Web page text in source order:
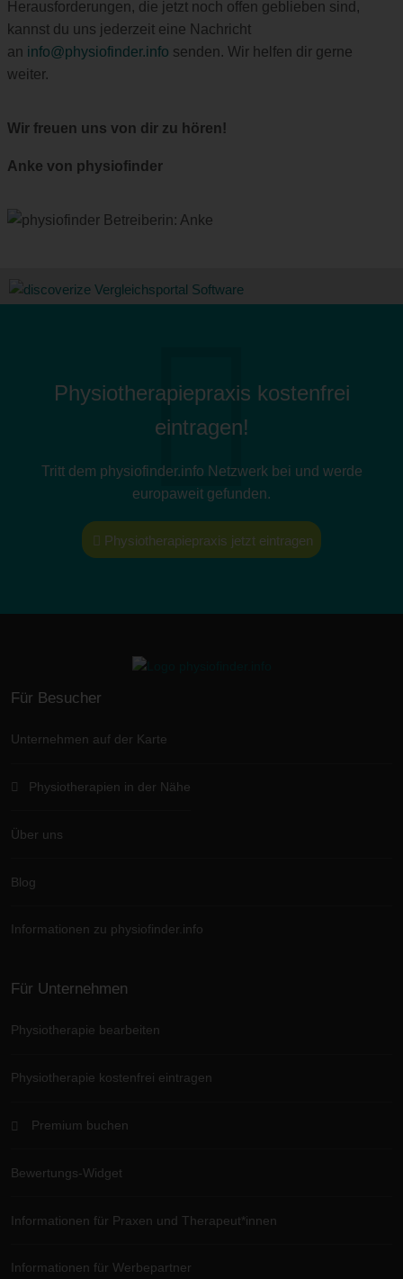
Herausforderungen, die jetzt noch offen geblieben sind,
kannst du uns jederzeit eine Nachricht
an info@physiofinder.info senden. Wir helfen dir gerne
weiter.
Wir freuen uns von dir zu hören!
Anke von physiofinder
Physiotherapiepraxis kostenfrei
eintragen!
Tritt dem physiofinder.info Netzwerk bei und werde
europaweit gefunden.
Physiotherapiepraxis jetzt eintragen
Für Besucher
Unternehmen auf der Karte
Physiotherapien in der Nähe
Über uns
Blog
Informationen zu physiofinder.info
Für Unternehmen
Physiotherapie bearbeiten
Physiotherapie kostenfrei eintragen
Premium buchen
Bewertungs-Widget
Informationen für Praxen und Therapeut*innen
Informationen für Werbepartner